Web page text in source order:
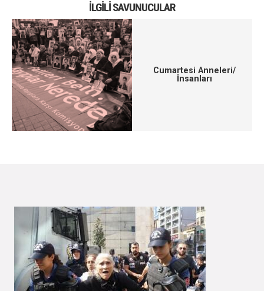
İLGILI SAVUNUCULAR
Cumartesi Anneleri/
İnsanları